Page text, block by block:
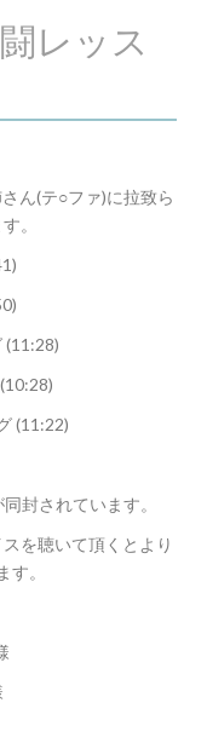
レッス
ん(テ○ファ)に拉致ら
。
(11:28)
(11:22)
封されています。
を聴いて頂くとより
。